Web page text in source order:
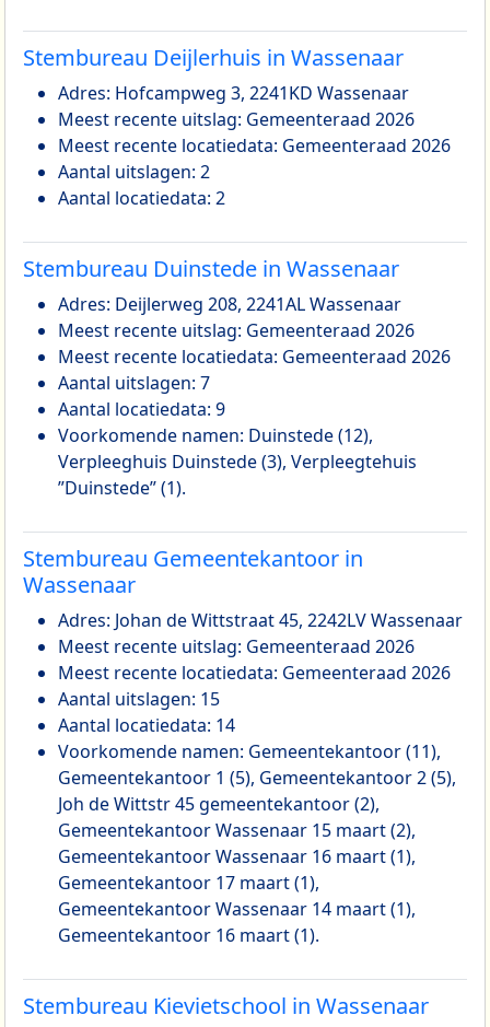
Stembureau Deijlerhuis in Wassenaar
Adres: Hofcampweg 3, 2241KD Wassenaar
Meest recente uitslag: Gemeenteraad 2026
Meest recente locatiedata: Gemeenteraad 2026
Aantal uitslagen: 2
Aantal locatiedata: 2
Stembureau Duinstede in Wassenaar
Adres: Deijlerweg 208, 2241AL Wassenaar
Meest recente uitslag: Gemeenteraad 2026
Meest recente locatiedata: Gemeenteraad 2026
Aantal uitslagen: 7
Aantal locatiedata: 9
Voorkomende namen: Duinstede (12),
Verpleeghuis Duinstede (3), Verpleegtehuis
”Duinstede” (1).
Stembureau Gemeentekantoor in
Wassenaar
Adres: Johan de Wittstraat 45, 2242LV Wassenaar
Meest recente uitslag: Gemeenteraad 2026
Meest recente locatiedata: Gemeenteraad 2026
Aantal uitslagen: 15
Aantal locatiedata: 14
Voorkomende namen: Gemeentekantoor (11),
Gemeentekantoor 1 (5), Gemeentekantoor 2 (5),
Joh de Wittstr 45 gemeentekantoor (2),
Gemeentekantoor Wassenaar 15 maart (2),
Gemeentekantoor Wassenaar 16 maart (1),
Gemeentekantoor 17 maart (1),
Gemeentekantoor Wassenaar 14 maart (1),
Gemeentekantoor 16 maart (1).
Stembureau Kievietschool in Wassenaar